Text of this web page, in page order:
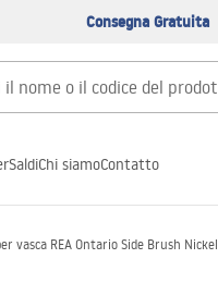
Consegna Gratuita
SaldiChi siamoContatto
vasca REA Ontario Side Brush Nickel